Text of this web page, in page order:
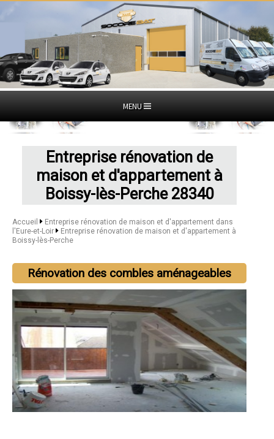
MENU
Entreprise rénovation de
maison et d'appartement à
Boissy-lès-Perche 28340
Accueil
Entreprise rénovation de maison et d'appartement dans
l'Eure-et-Loir
Entreprise rénovation de maison et d'appartement à
Boissy-lès-Perche
Rénovation des combles aménageables